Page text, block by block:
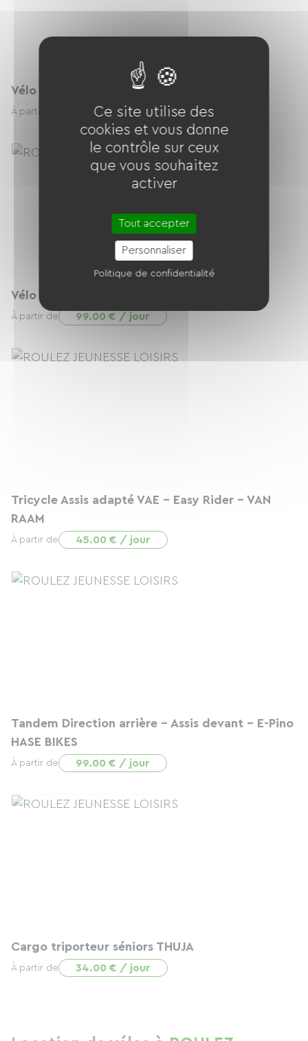
Vélo cargo famille Longtail JEAN FOURCHE
À partir de 54.00 € / jour
Vélo fauteuil - VAE - OPair - VAN RAAM
À partir de 99.00 € / jour
Tricycle Assis adapté VAE - Easy Rider - VAN
RAAM
À partir de 45.00 € / jour
Tandem Direction arrière - Assis devant - E-Pino
HASE BIKES
À partir de 99.00 € / jour
Cargo triporteur séniors THUJA
À partir de 34.00 € / jour
Ce site utilise des
cookies et vous donne
le contrôle sur ceux
que vous souhaitez
activer
Tout accepter
Personnaliser
Politique de confidentialité